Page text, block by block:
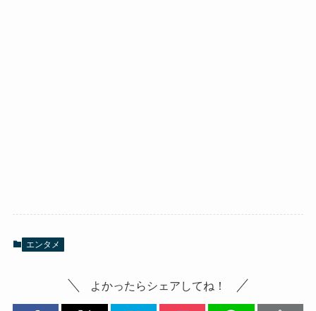
エンタメ
よかったらシェアしてね！